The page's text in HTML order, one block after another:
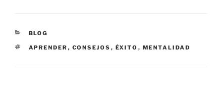
CATEGORÍAS
BLOG
ETIQUETAS
APRENDER , CONSEJOS , ÉXITO , MENTALIDAD